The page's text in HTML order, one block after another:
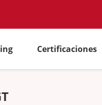
Certificaciones